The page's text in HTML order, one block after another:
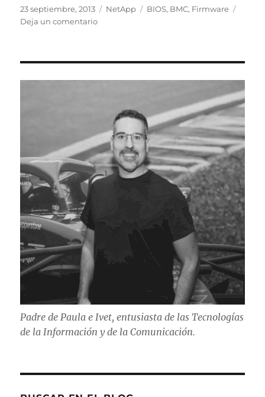
Publicado
el
23 septiembre, 2013 Categorías
NetApp Etiquetas
BIOS, BMC, Firmware
Deja un comentarioen
en
FAS2040
Data
ONTAP
7-
Mode
Padre de Paula e Ivet, entusiasta de las Tecnologías
de la Información y de la Comunicación.